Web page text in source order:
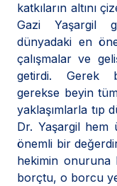
katkıların altını
Gazi Yaşargil
dünyadaki en
çalışmalar ve
getirdi. Gerek
gerekse beyin
yaklaşımlarla tıp
Dr. Yaşargil
önemli bir
hekimin onuruna
borçtu, o borcu